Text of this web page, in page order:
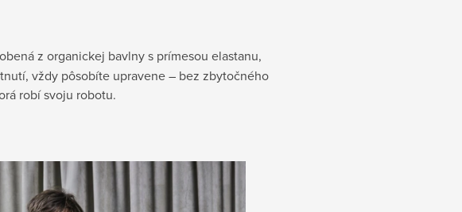
z organickej bavlny s prímesou elastanu,
vždy pôsobíte upravene – bez zbytočného
robí svoju robotu.